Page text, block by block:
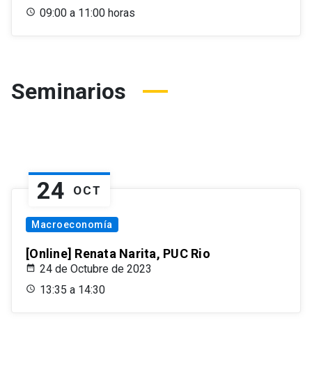
09:00 a 11:00 horas
Seminarios
24 OCT
Macroeconomía
[Online] Renata Narita, PUC Rio
24 de Octubre de 2023
13:35 a 14:30